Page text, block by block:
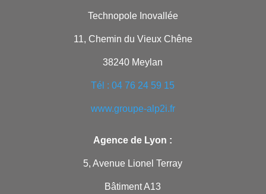
Technopole Inovallée
11, Chemin du Vieux Chêne
38240 Meylan
Tél : 04 76 24 59 15
www.groupe-alp2i.fr
Agence de Lyon :
5, Avenue Lionel Terray
Bâtiment A13